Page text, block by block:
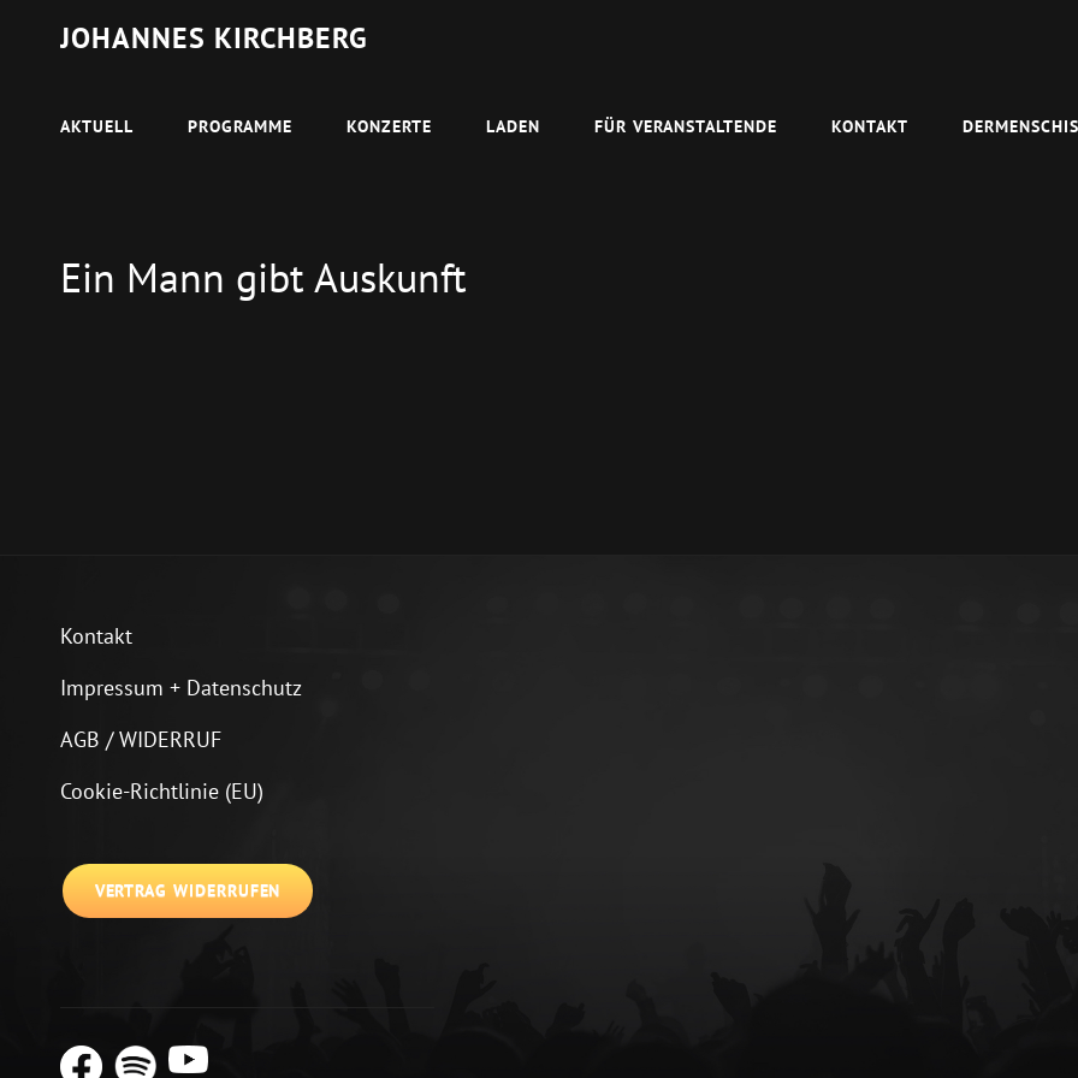
JOHANNES KIRCHBERG
AKTUELL PROGRAMME KONZERTE LADEN FÜR VERANSTALTENDE KONTAKT
Ein Mann gibt Auskunft
Kontakt
Impressum + Datenschutz
AGB / WIDERRUF
Cookie-Richtlinie (EU)
VERTRAG WIDERRUFEN